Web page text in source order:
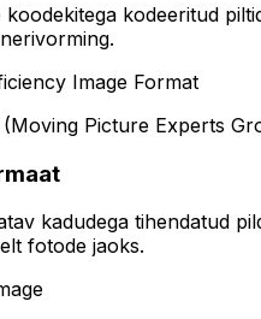
koodekitega kodeeritud
Image Format
Picture Experts
kadudega tihendatud
fotode jaoks.